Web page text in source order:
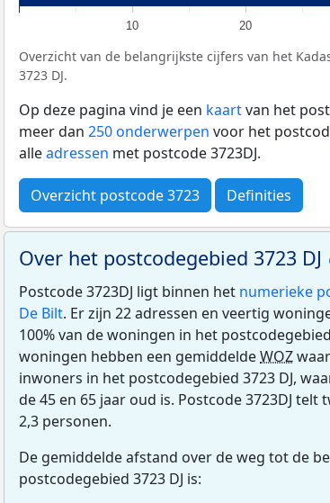
10 20
Overzicht van de belangrijkste cijfers van het
3723 DJ.
Op deze pagina vind je een kaartvan het
meer dan 250 onderwerpen voor het
alleadressen met postcode 3723DJ.
Overzicht postcode 3723 Definities
Over het postcodegebied 3723 DJ
Postcode 3723DJ ligt binnen het numerieke
De Bilt. Er zijn 22 adressen en veertig
100% van de woningen in het
woningen hebben een gemiddeldeWOZ
inwoners in het postcodegebied 3723 DJ,
de 45 en 65 jaar oud is. Postcode 3723DJ
2,3 personen.
De gemiddelde afstand over de weg tot de
postcodegebied 3723 DJ is: